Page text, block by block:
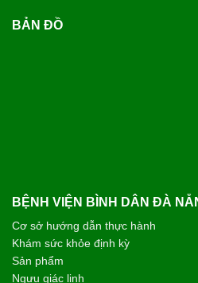
BẢN ĐỒ
BỆNH VIỆN BÌNH DÂN ĐÀ
Cơ sở hướng dẫn thực hành
Khám sức khỏe định kỳ
Sản phẩm
Ngưu giác linh